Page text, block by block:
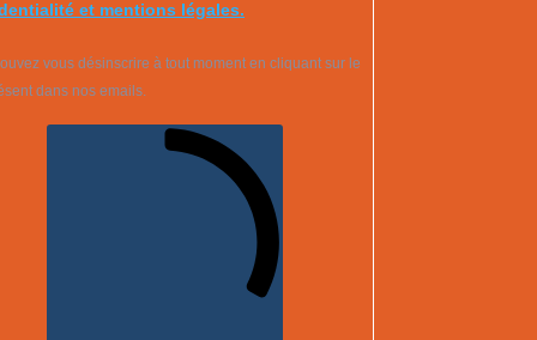
et mentions légales.
vous désinscrire à tout moment en cliquant sur le
dans nos emails.